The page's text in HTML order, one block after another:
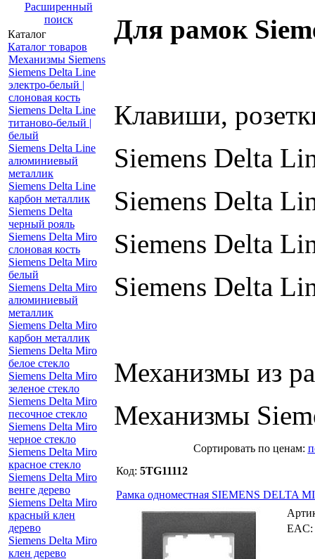
Расширенный
поиск
Каталог
Каталог товаров
Механизмы Siemens
Siemens Delta Line
электро-белый |
слоновая кость
Siemens Delta Line
титаново-белый |
белый
Siemens Delta Line
алюминиевый
металлик
Siemens Delta Line
карбон металлик
Siemens Delta
черный рояль
Siemens Delta Miro
слоновая кость
Siemens Delta Miro
белый
Siemens Delta Miro
алюминиевый
металлик
Siemens Delta Miro
карбон металлик
Siemens Delta Miro
белое стекло
Siemens Delta Miro
зеленое стекло
Siemens Delta Miro
песочное стекло
Siemens Delta Miro
черное стекло
Siemens Delta Miro
красное стекло
Siemens Delta Miro
венге дерево
Siemens Delta Miro
красный клен
дерево
Siemens Delta Miro
клен дерево
Для рамок
Клавиши,
Siemens Delta
Siemens Delta
Siemens Delta
Siemens Delta
Механизмы из
Механизмы
Cортировать по ценам:
Код: 5TG11112
Рамка одноместная SIEMENS DELTA
EAC: